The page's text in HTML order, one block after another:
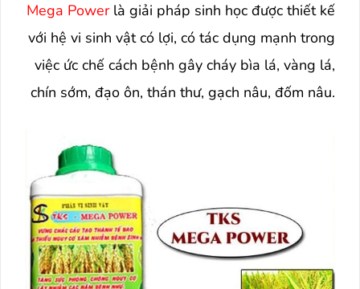
Mega Powerlà giải pháp sinh học được thiết kế
với hệ vi sinh vật có lợi, có tác dụng mạnh trong
việc ức chế cách bệnh gây cháy bìa lá, vàng lá,
chín sớm, đạo ôn, thán thư, gạch nâu, đốm nâu.